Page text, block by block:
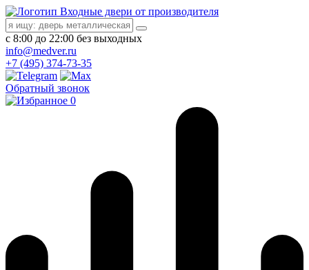
Входные двери от производителя
с 8:00 до 22:00 без выходных
info@medver.ru
+7 (495) 374-73-35
Обратный звонок
0